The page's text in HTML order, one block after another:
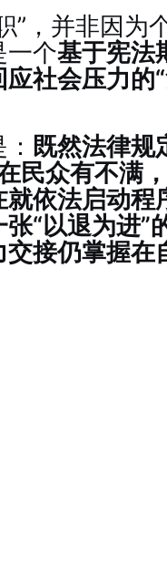
”，并非因为
一个基于宪法
社会压力的
既然法律规
民众有不满
依法启动程
“以退为进”
接仍掌握在